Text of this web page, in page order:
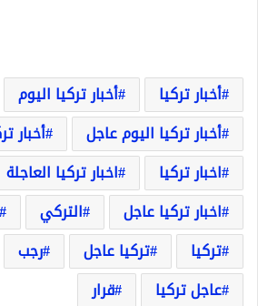
أخبار تركيا
أخبار تركيا اليوم
أخبار تركيا اليوم عاجل
أخبار
اخبار تركيا
اخبار تركيا العاجلة
اخبار تركيا عاجل
التركي
تركيا
تركيا عاجل رجب
عاجل تركيا
قرار